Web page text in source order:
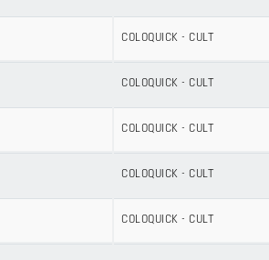
COLOQUICK - CULT
COLOQUICK - CULT
COLOQUICK - CULT
COLOQUICK - CULT
COLOQUICK - CULT